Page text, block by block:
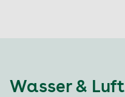
Wasser & Luft